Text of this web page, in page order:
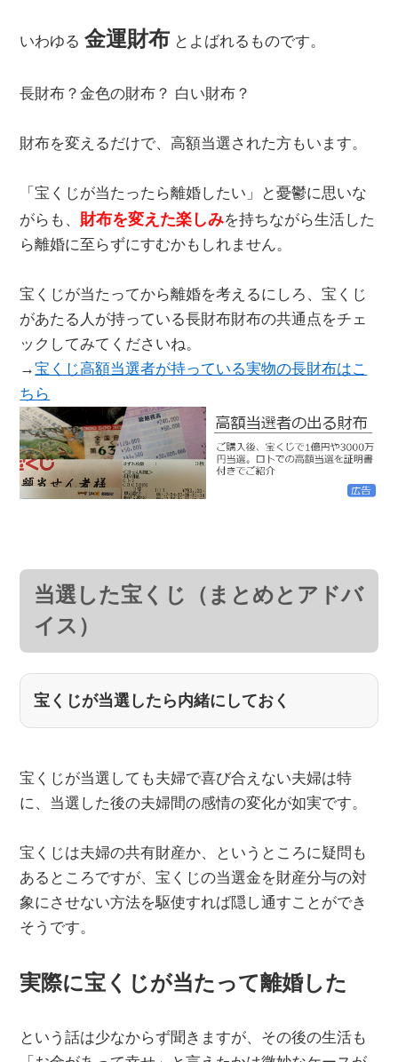
いわゆる金運財布 とよばれるものです。
長財布？金色の財布？ 白い財布？
財布を変えるだけで、高額当選された方もいます。
「宝くじが当たったら離婚したい」と憂鬱に思いな
がらも、 財布を変えた楽しみを持ちながら生活した
ら離婚に至らずにすむかもしれません。
宝くじが当たってから離婚を考えるにしろ、宝くじ
があたる人が持っている長財布財布の共通点をチェ
ックしてみてくださいね。
→宝くじ高額当選者が持っている実物の長財布はこ
ちら
当選した宝くじ（まとめとアドバ
イス）
宝くじが当選したら内緒にしておく
宝くじが当選しても夫婦で喜び合えない夫婦は特
に、当選した後の夫婦間の感情の変化が如実です。
宝くじは夫婦の共有財産か、というところに疑問も
あるところですが、宝くじの当選金を財産分与の対
象にさせない方法を駆使すれば隠し通すことができ
そうです。
実際に宝くじが当たって離婚した
という話は少なからず聞きますが、その後の生活も